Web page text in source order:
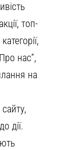
топ-
нас”,
на
дії.